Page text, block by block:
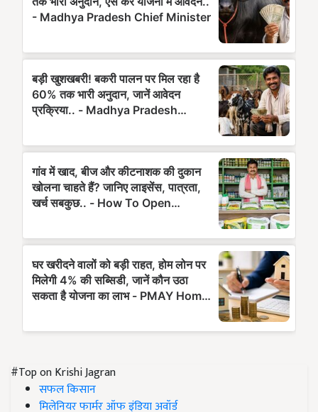
#Top on Krishi Jagran
सफल किसान
मिलेनियर फार्मर ऑफ इंडिया अवॉर्ड